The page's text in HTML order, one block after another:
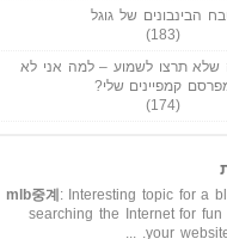
הבינבונים של גוגל
(183)
תרצו לשמוע – למה אני לא
קמפיינים שלי?
(174)
mlb중계 : Interesting topic for a
searching the Internet for
your